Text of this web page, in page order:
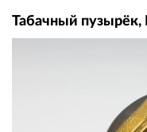
Табачный пузырёк,